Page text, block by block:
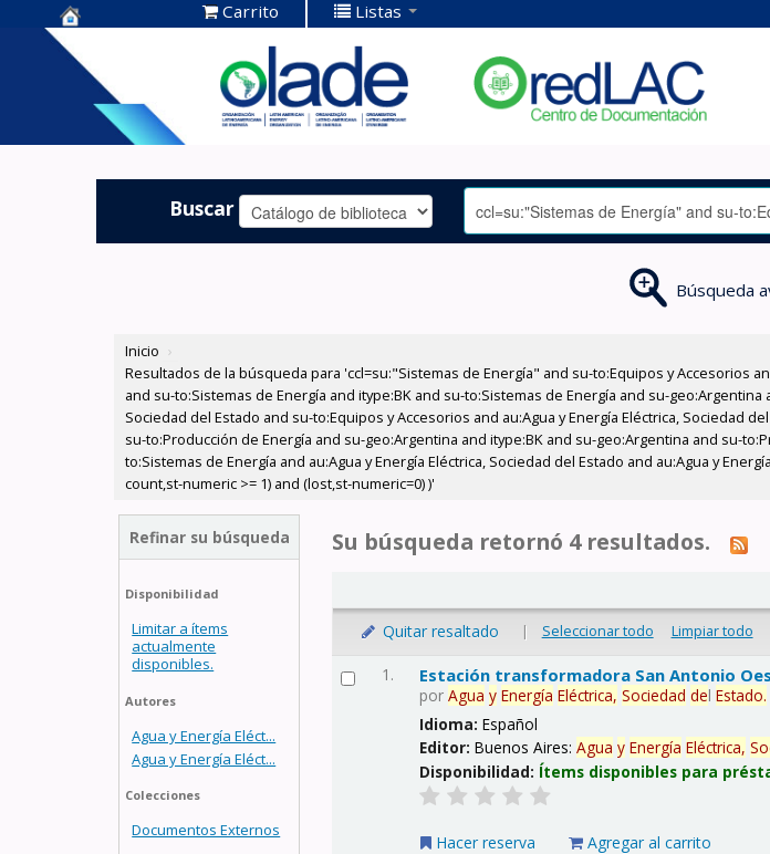
Centro de
Documentación
OLADE -
Carrito Listas
Buscar
Búsqueda
Inicio ›
Resultados de la búsqueda para 'ccl=su:"Sistemas de Energía" and su-to:Equipos y Accesorios
and su-to:Sistemas de Energía and itype:BK and su-to:Sistemas de Energía and su-
Sociedad del Estado and su-to:Equipos y Accesorios and au:Agua y Energía Eléctrica, Sociedad
su-to:Producción de Energía and su-geo:Argentina and itype:BK and su-geo:Argentina and su-
to:Sistemas de Energía and au:Agua y Energía Eléctrica, Sociedad del Estado and au:Agua y
count,st-numeric >= 1) and (lost,st-numeric=0) )'
Refinar su búsqueda
Disponibilidad
Limitar a ítems
actualmente
disponibles.
Autores
Agua y Energía Eléct...
Agua y Energía Eléct...
Colecciones
Documentos Externos
Su búsqueda retornó 4 resultados.
Quitar resaltado | Seleccionar todo Limpiar todo
1. Estación transformadora San Antonio
porAgua y Energía Eléctrica, Sociedad delEstado.
Idioma:Español
Editor:Buenos Aires:Agua y Energía Eléctrica,
Disponibilidad: Ítems disponibles para
Hacer reserva Agregar al carrito